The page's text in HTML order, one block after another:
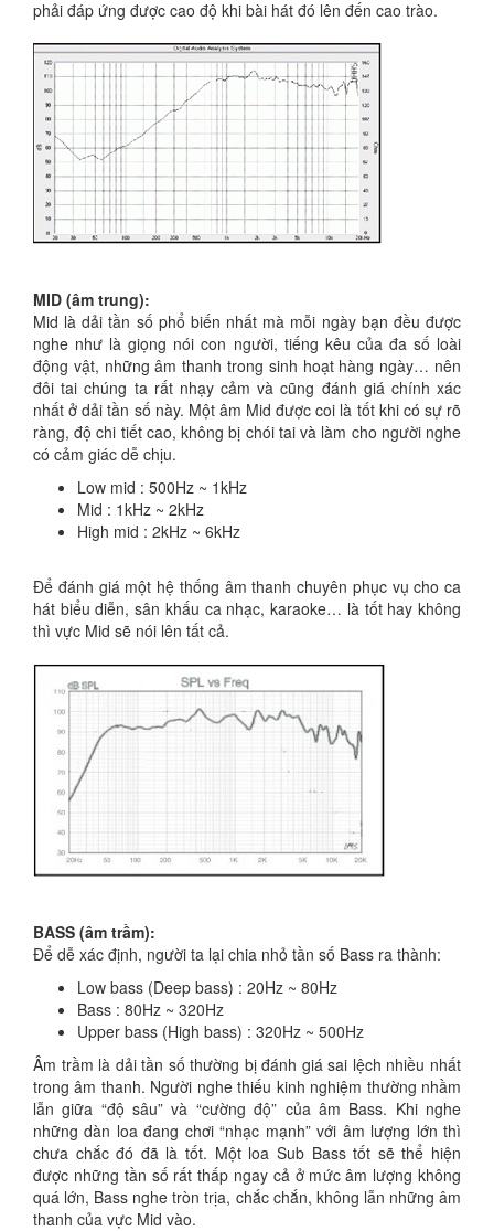
phải đáp ứng được cao độ khi bài hát đó lên đến cao trào.
MID (âm trung):
Mid là dải tần số phổ biến nhất mà mỗi ngày bạn đều được
nghe như là giọng nói con người, tiếng kêu của đa số loài
động vật, những âm thanh trong sinh hoạt hàng ngày… nên
đôi tai chúng ta rất nhạy cảm và cũng đánh giá chính xác
nhất ở dải tần số này. Một âm Mid được coi là tốt khi có sự rõ
ràng, độ chi tiết cao, không bị chói tai và làm cho người nghe
có cảm giác dễ chịu.
Low mid : 500Hz ~ 1kHz
Mid : 1kHz ~ 2kHz
High mid : 2kHz ~ 6kHz
Để đánh giá một hệ thống âm thanh chuyên phục vụ cho ca
hát biểu diễn, sân khấu ca nhạc, karaoke… là tốt hay không
thì vực Mid sẽ nói lên tất cả.
BASS (âm trầm):
Để dễ xác định, người ta lại chia nhỏ tần số Bass ra thành:
Low bass (Deep bass) : 20Hz ~ 80Hz
Bass : 80Hz ~ 320Hz
Upper bass (High bass) : 320Hz ~ 500Hz
Âm trầm là dải tần số thường bị đánh giá sai lệch nhiều nhất
trong âm thanh. Người nghe thiếu kinh nghiệm thường nhầm
lẫn giữa “độ sâu” và “cường độ” của âm Bass. Khi nghe
những dàn loa đang chơi “nhạc mạnh” với âm lượng lớn thì
chưa chắc đó đã là tốt. Một loa Sub Bass tốt sẽ thể hiện
được những tần số rất thấp ngay cả ở mức âm lượng không
quá lớn, Bass nghe tròn trịa, chắc chắn, không lẫn những âm
thanh của vực Mid vào.